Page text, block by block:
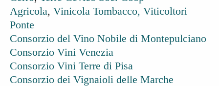
Agricola, Vinicola Tombacco, Viticoltori
Ponte
Consorzio del Vino Nobile di Montepulciano
Consorzio Vini Venezia
Consorzio Vini Terre di Pisa
Consorzio dei Vignaioli delle Marche